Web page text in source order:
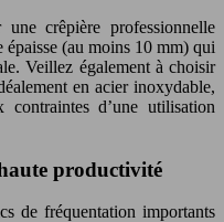
crêpière professionnelle
épaisse (au moins 10 mm) qui
Veillez également à choisir
en acier inoxydable,
d’une utilisation
productivité
de fréquentation importants